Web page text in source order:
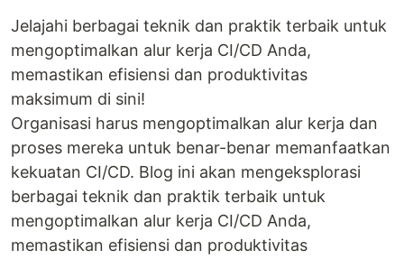
Jelajahi berbagai teknik dan praktik terbaik untuk
mengoptimalkan alur kerja CI/CD Anda,
memastikan efisiensi dan produktivitas
maksimum di sini!
Organisasi harus mengoptimalkan alur kerja dan
proses mereka untuk benar-benar memanfaatkan
kekuatan CI/CD. Blog ini akan mengeksplorasi
berbagai teknik dan praktik terbaik untuk
mengoptimalkan alur kerja CI/CD Anda,
memastikan efisiensi dan produktivitas